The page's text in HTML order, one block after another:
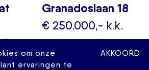
Granadoslaan 18
€ 250.000,- k.k.
om onze
ervaringen te
AKKOORD